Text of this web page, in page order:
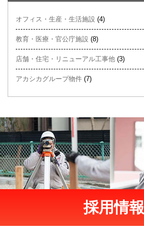
オフィス・生産・生活施設 (4)
教育・医療・官公庁施設 (8)
店舗・住宅・リニューアル工事他 (3)
アカシカグループ物件 (7)
採用情報